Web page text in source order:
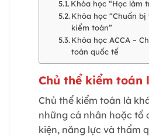
Khóa học “Học làm
Khóa học “Chuẩn
kiểm toán”
Khóa học ACCA –
toán quốc tế
Chủ thể kiểm toán
Chủ thể kiểm toán là
những cá nhân hoặc tổ
kiện, năng lực và thẩm